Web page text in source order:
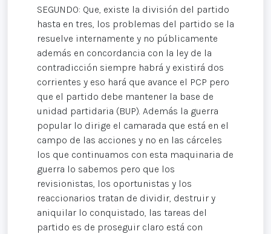
SEGUNDO: Que, existe la división del partido
hasta en tres, los problemas del partido se la
resuelve internamente y no públicamente
además en concordancia con la ley de la
contradicción siempre habrá y existirá dos
corrientes y eso hará que avance el PCP pero
que el partido debe mantener la base de
unidad partidaria (BUP). Además la guerra
popular lo dirige el camarada que está en el
campo de las acciones y no en las cárceles
los que continuamos con esta maquinaria de
guerra lo sabemos pero que los
revisionistas, los oportunistas y los
reaccionarios tratan de dividir, destruir y
aniquilar lo conquistado, las tareas del
partido es de proseguir claro está con